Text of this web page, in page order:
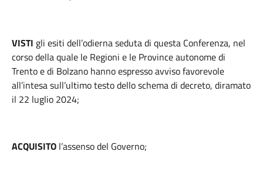
VISTI gli esiti dell’odierna seduta di questa Conferenza, nel
corso della quale le Regioni e le Province autonome di
Trento e di Bolzano hanno espresso avviso favorevole
all’intesa sull’ultimo testo dello schema di decreto, diramato
il 22 luglio 2024;
ACQUISITO l’assenso del Governo;